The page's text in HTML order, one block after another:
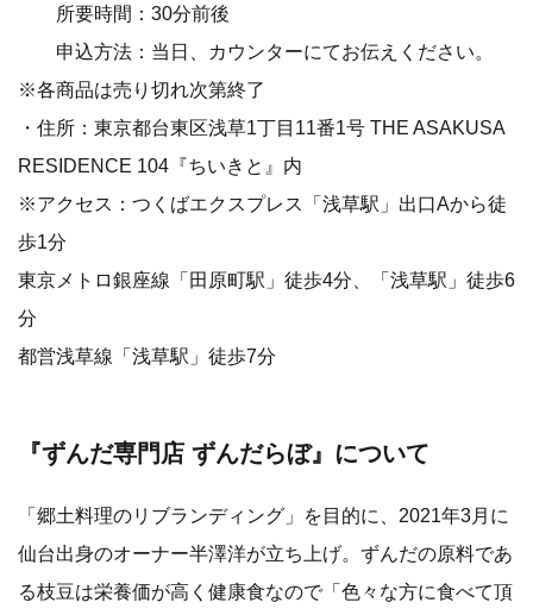
所要時間：30分前後
申込方法：当日、カウンターにてお伝えください。
※各商品は売り切れ次第終了
・住所：東京都台東区浅草1丁目11番1号 THE ASAKUSA
RESIDENCE 104『ちいきと』内
※アクセス：つくばエクスプレス「浅草駅」出口Aから徒
歩1分
東京メトロ銀座線「田原町駅」徒歩4分、「浅草駅」徒歩6
分
都営浅草線「浅草駅」徒歩7分
『ずんだ専門店 ずんだらぼ』について
「郷土料理のリブランディング」を目的に、2021年3月に
仙台出身のオーナー半澤洋が立ち上げ。ずんだの原料であ
る枝豆は栄養価が高く健康食なので「色々な方に食べて頂